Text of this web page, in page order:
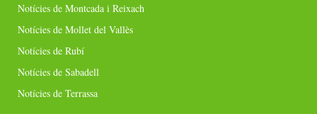
Notícies de Montcada i Reixach
Notícies de Mollet del Vallès
Notícies de Rubí
Notícies de Sabadell
Notícies de Terrassa